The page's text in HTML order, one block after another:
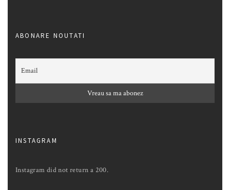
ABONARE NOUTATI
INSTAGRAM
Instagram did not return a 200.